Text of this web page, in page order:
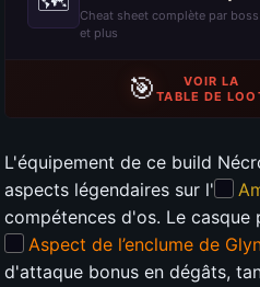
Cheat sheet complète par
et plus
🎯
VOIR LA
TABLE DE
L'équipement de ce build
aspects légendaires sur l'
compétences d'os. Le casque
Aspect de l’enclume de
d'attaque bonus en dégâts,